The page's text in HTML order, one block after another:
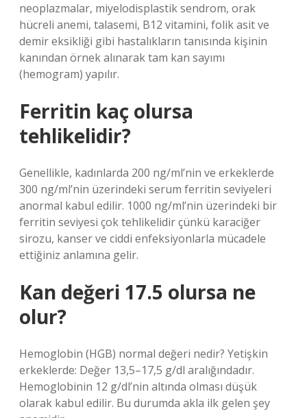
neoplazmalar, miyelodisplastik sendrom, orak
hücreli anemi, talasemi, B12 vitamini, folik asit ve
demir eksikliği gibi hastalıkların tanısında kişinin
kanından örnek alınarak tam kan sayımı
(hemogram) yapılır.
Ferritin kaç olursa
tehlikelidir?
Genellikle, kadınlarda 200 ng/ml’nin ve erkeklerde
300 ng/ml’nin üzerindeki serum ferritin seviyeleri
anormal kabul edilir. 1000 ng/ml’nin üzerindeki bir
ferritin seviyesi çok tehlikelidir çünkü karaciğer
sirozu, kanser ve ciddi enfeksiyonlarla mücadele
ettiğiniz anlamına gelir.
Kan değeri 17.5 olursa ne
olur?
Hemoglobin (HGB) normal değeri nedir? Yetişkin
erkeklerde: Değer 13,5–17,5 g/dl aralığındadır.
Hemoglobinin 12 g/dl’nin altında olması düşük
olarak kabul edilir. Bu durumda akla ilk gelen şey